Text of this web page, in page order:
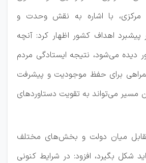
مرکزی، با اشاره به نقش وحدت و
پیشبرد اهداف کشور اظهار کرد: آنچه
دیده می‌شود، نتیجه ایستادگی مردم
برای حفظ موجودیت و پیشرفت
مسیر می‌تواند به تقویت دستاوردهای
میان دولت و بخش‌های مختلف
شکل بگیرد، افزود: در شرایط کنونی